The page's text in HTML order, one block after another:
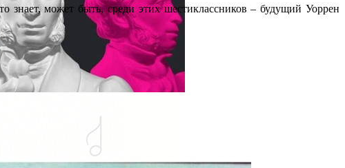
может быть, среди этих шестиклассников – будущий Уоррен